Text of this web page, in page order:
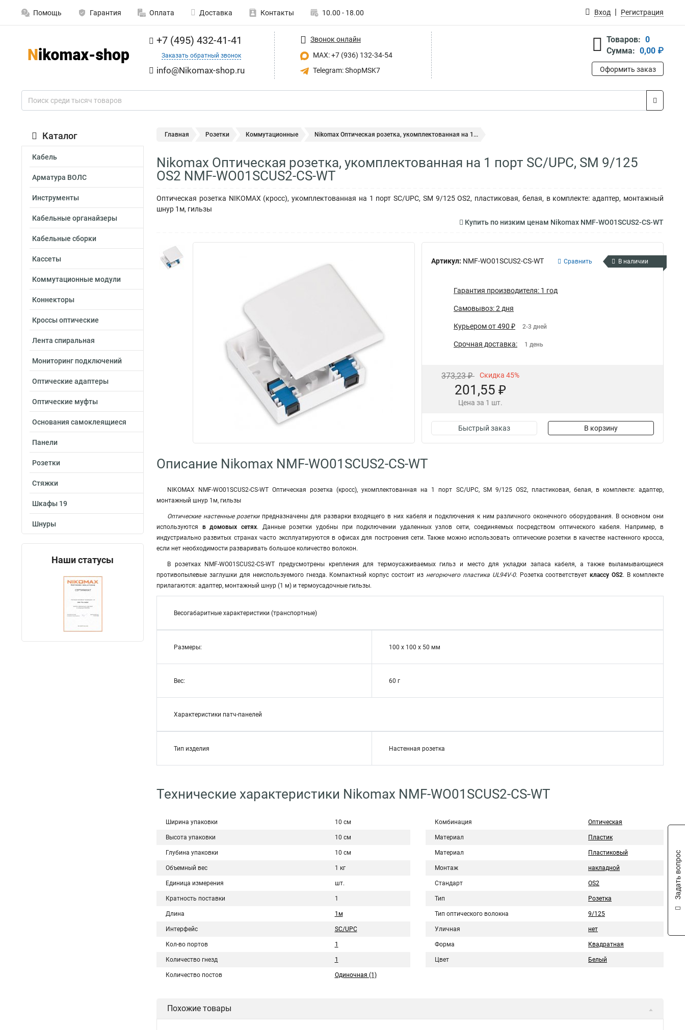
Помощь Гарантия Оплата Доставка Контакты 10.00 - 18.00 Вход Регистрация
+7 (495) 432-41-41
Заказать обратный звонок
info@Nikomax-shop.ru
Звонок онлайн
MAX: +7 (936) 132-34-54
Telegram: ShopMSK7
Товаров: 0
Сумма: 0,00 ₽
Оформить заказ
Каталог
Кабель
Арматура ВОЛС
Инструменты
Кабельные органайзеры
Кабельные сборки
Кассеты
Коммутационные модули
Коннекторы
Кроссы оптические
Лента спиральная
Мониторинг подключений
Оптические адаптеры
Оптические муфты
Основания самоклеящиеся
Панели
Розетки
Стяжки
Шкафы 19
Шнуры
Наши статусы
Главная Розетки Коммутационные Nikomax Оптическая розетка, укомплектованная на 1...
Nikomax Оптическая розетка, укомплектованная на 1 порт SC/UPC, SM 9/125
OS2 NMF-WO01SCUS2-CS-WT
Оптическая розетка NIKOMAX (кросс), укомплектованная на 1 порт SC/UPC, SM 9/125 OS2, пластиковая, белая, в комплекте: адаптер, монтажный
шнур 1м, гильзы
Купить по низким ценам Nikomax NMF-WO01SCUS2-CS-WT
Артикул: NMF-WO01SCUS2-CS-WT Сравнить В наличии
Гарантия производителя: 1 год
Самовывоз: 2 дня
Курьером от 490 ₽ 2-3 дней
Срочная доставка: 1 день
373,23 ₽ Скидка 45%
201,55 ₽
Цена за 1 шт.
Быстрый заказ В корзину
Описание Nikomax NMF-WO01SCUS2-CS-WT
NIKOMAX NMF-WO01SCUS2-CS-WT Оптическая розетка (кросс), укомплектованная на 1 порт SC/UPC, SM 9/125 OS2, пластиковая, белая, в комплекте: адаптер,
монтажный шнур 1м, гильзы
Оптические настенные розеткипредназначены для разварки входящего в них кабеля и подключения к ним различного оконечного оборудования. В основном они
используются в домовых сетях. Данные розетки удобны при подключении удаленных узлов сети, соединяемых посредством оптического кабеля. Например, в
индустриально развитых странах часто эксплуатируются в офисах для построения сети. Также можно использовать оптические розетки в качестве настенного кросса,
если нет необходимости разваривать большое количество волокон.
В розетках NMF-WO01SCUS2-CS-WT предусмотрены крепления для термоусаживаемых гильз и место для укладки запаса кабеля, а также выламывающиеся
противопылевые заглушки для неиспользуемого гнезда. Компактный корпус состоит из негорючего пластика UL94V-0. Розетка соответствуетклассу OS2. В комплекте
прилагаются: адаптер, монтажный шнур (1 м) и термоусадочные гильзы.
Весогабаритные характеристики (транспортные)
Размеры: 100 х 100 х 50 мм
Вес: 60 г
Характеристики патч-панелей
Тип изделия Настенная розетка
Технические характеристики Nikomax NMF-WO01SCUS2-CS-WT
Ширина упаковки 10 см
Высота упаковки 10 см
Глубина упаковки 10 см
Объемный вес 1 кг
Единица измерения шт.
Кратность поставки 1
Длина 1м
Интерфейс SC/UPC
Кол-во портов 1
Количество гнезд 1
Количество постов Одиночная (1)
Комбинация Оптическая
Материал Пластик
Материал Пластиковый
Монтаж накладной
Стандарт OS2
Тип Розетка
Тип оптического волокна 9/125
Уличная нет
Форма Квадратная
Цвет Белый
Похожие товары
Задать вопрос